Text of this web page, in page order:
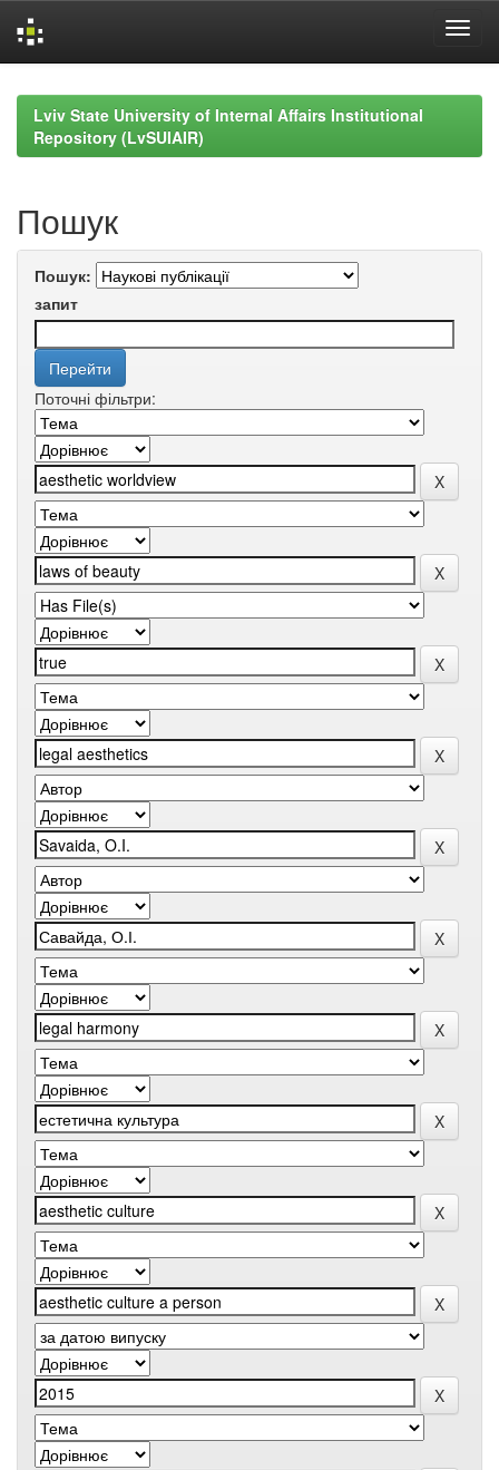
navigationLviv State University of Internal Affairs Institutional
Repository (LvSUIAIR)
Пошук
Пошук:
запит
Поточні фільтри: